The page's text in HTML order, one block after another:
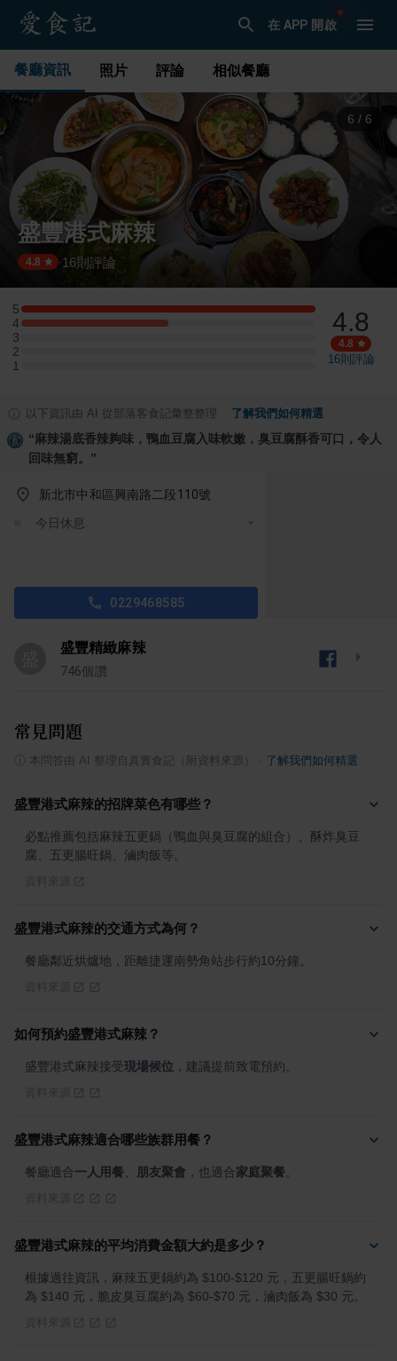
在 APP 開啟
餐廳資訊 照片 評論 相似餐廳
1 / 6
盛豐港式麻辣
4.8 ·16則評論
5
5 星：2 則評論
4
4 星：1 則評論
3
3 星：0 則評論
2
2 星：0 則評論
1
1 星：0 則評論
4.8
4.8
16則評論
以下資訊由 AI 從部落客食記彙整整理 了解我們如何精選
“ 麻辣湯底香辣夠味，鴨血豆腐入味軟嫩，臭豆腐酥香可口，令人
回味無窮。 ”
新北市中和區興南路二段110號
今日休息
0229468585
盛豐精緻麻辣
746個讚
常見問題
本問答由 AI 整理自真實食記（附資料來源） 了解我們如何精選
盛豐港式麻辣的招牌菜色有哪些？
必點推薦包括麻辣五更鍋（鴨血與臭豆腐的組合）、酥炸臭豆
腐、五更腸旺鍋、滷肉飯等。
盛豐港式麻辣的交通方式為何？
餐廳鄰近烘爐地，距離捷運南勢角站步行約10分鐘。
如何預約盛豐港式麻辣？
盛豐港式麻辣接受現場候位 ，建議提前致電預約。
盛豐港式麻辣適合哪些族群用餐？
餐廳適合一人用餐 朋友聚會 ，也適合家庭聚餐
盛豐港式麻辣的平均消費金額大約是多少？
根據過往資訊，麻辣五更鍋約為 $100-$120 元，五更腸旺鍋約
為 $140 元，脆皮臭豆腐約為 $60-$70 元，滷肉飯為 $30 元。